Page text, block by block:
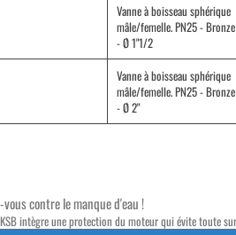
Vanne à boisseau sphérique
mâle/femelle. PN25 -
- Ø 1"1/2
Vanne à boisseau sphérique
mâle/femelle. PN25 -
- Ø 2"
contre le manque d'eau !
intègre une protection du moteur qui évite toute